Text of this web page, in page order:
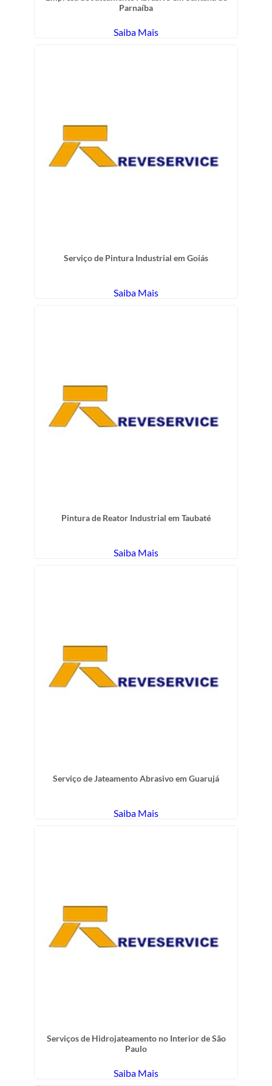
Parnaíba
Saiba Mais
Serviço de Pintura Industrial em Goiás
Saiba Mais
Pintura de Reator Industrial em Taubaté
Saiba Mais
Serviço de Jateamento Abrasivo em Guarujá
Saiba Mais
Serviços de Hidrojateamento no Interior de São
Paulo
Saiba Mais